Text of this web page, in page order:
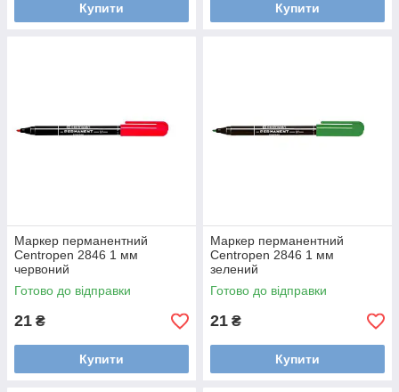
Купити Купити
Маркер перманентний
Centropen 2846 1 мм
червоний
Готово до відправки
21 ₴
Купити
Маркер перманентний
Centropen 2846 1 мм
зелений
Готово до відправки
21 ₴
Купити